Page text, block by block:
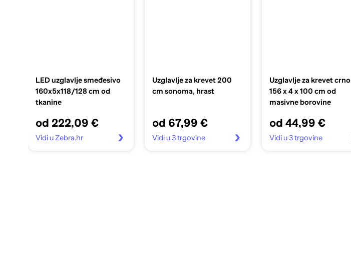
LED uzglavlje smeđesivo
160x5x118/128 cm od
tkanine
od 222,09 €
Vidi u Zebra.hr
Uzglavlje za krevet 200
cm sonoma, hrast
od 67,99 €
Vidi u 3 trgovine
Uzglavlje za krevet crno
156 x 4 x 100 cm od
masivne borovine
od 44,99 €
Vidi u 3 trgovine